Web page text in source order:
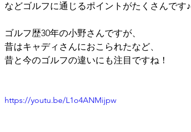
などゴルフに通じるポイントがたくさんです♪
ゴルフ歴30年の小野さんですが、
昔はキャディさんにおこられたなど、
昔と今のゴルフの違いにも注目ですね！
https://youtu.be/L1o4ANMijpw